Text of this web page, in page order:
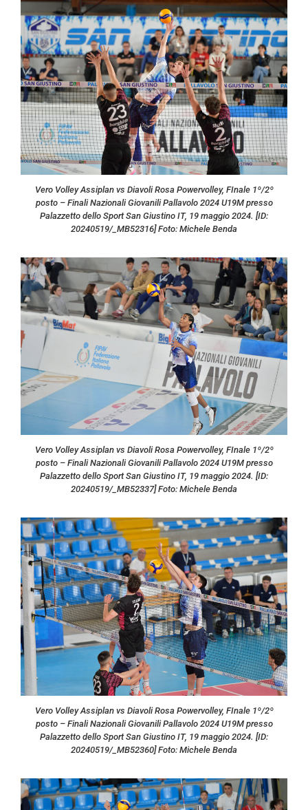
Vero Volley Assiplan vs Diavoli Rosa Powervolley, FInale 1º/2º
posto – Finali Nazionali Giovanili Pallavolo 2024 U19M presso
Palazzetto dello Sport San Giustino IT, 19 maggio 2024. [ID:
20240519/_MB52316] Foto: Michele Benda
Vero Volley Assiplan vs Diavoli Rosa Powervolley, FInale 1º/2º
posto – Finali Nazionali Giovanili Pallavolo 2024 U19M presso
Palazzetto dello Sport San Giustino IT, 19 maggio 2024. [ID:
20240519/_MB52337] Foto: Michele Benda
Vero Volley Assiplan vs Diavoli Rosa Powervolley, FInale 1º/2º
posto – Finali Nazionali Giovanili Pallavolo 2024 U19M presso
Palazzetto dello Sport San Giustino IT, 19 maggio 2024. [ID:
20240519/_MB52360] Foto: Michele Benda